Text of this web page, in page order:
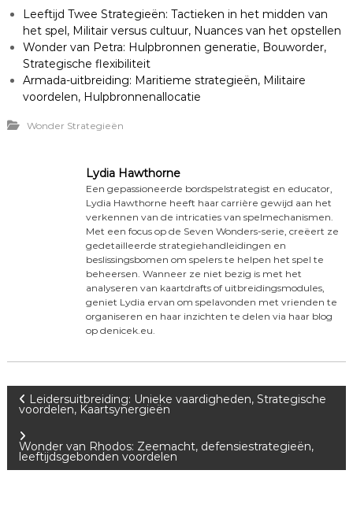
Leeftijd Twee Strategieën: Tactieken in het midden van
het spel, Militair versus cultuur, Nuances van het opstellen
Wonder van Petra: Hulpbronnen generatie, Bouworder,
Strategische flexibiliteit
Armada-uitbreiding: Maritieme strategieën, Militaire
voordelen, Hulpbronnenallocatie
Wonder Strategieën
Lydia Hawthorne
Een gepassioneerde bordspelstrategist en educator,
Lydia Hawthorne heeft haar carrière gewijd aan het
verkennen van de intricaties van spelmechanismen.
Met een focus op de Seven Wonders-serie, creëert ze
gedetailleerde strategiehandleidingen en
beslissingsbomen om spelers te helpen het spel te
beheersen. Wanneer ze niet bezig is met het
analyseren van kaartdrafts of uitbreidingsmodules,
geniet Lydia ervan om spelavonden met vrienden te
organiseren en haar inzichten te delen via haar blog
op denicek.eu.
P
o
s
Leidersuitbreiding: Unieke vaardigheden, Strategische
voordelen, Kaartsynergieën
Wonder van Rhodos: Zeemacht, defensiestrategieën,
leeftijdsgebonden voordelen